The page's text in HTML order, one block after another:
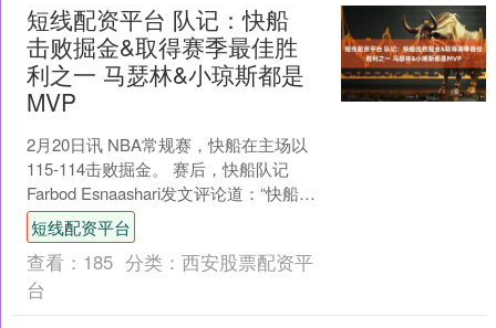
短线配资平台 队记：快船
击败掘金&取得赛季最佳胜
利之一 马瑟林&小琼斯都是
MVP
2月20日讯 NBA常规赛，快船在主场以
115-114击败掘金。 赛后，快船队记
Farbod Esnaashari发文评论道：“快船今
晚击败掘金，取得本赛季最佳....
短线配资平台
查看： 185 分类： 西安股票配资平
台